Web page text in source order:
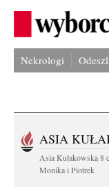
Nekrologi
ASIA
Asia Kułakowska 8
Monika i Piotrek